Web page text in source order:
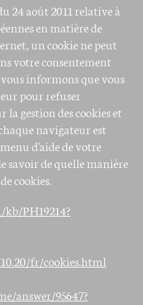
24 août 2011 relative à
en matière de
un cookie ne peut
votre consentement
informons que vous
pour refuser
gestion des cookies et
navigateur est
d'aide de votre
savoir de quelle manière
cookies.
PH19214?
fr/cookies.html
answer/95647?